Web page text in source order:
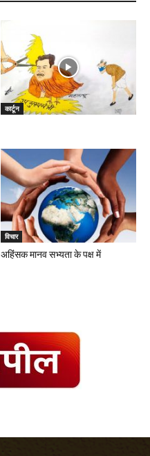
कार्टून
विचार
अहिंसक मानव सभ्यता के पक्ष में